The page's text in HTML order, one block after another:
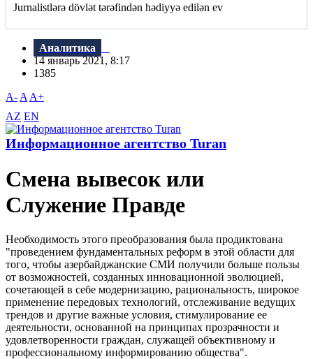
Jurnalistlərə dövlət tərəfindən hədiyyə edilən ev
Аналитика
14 январь 2021, 8:17
1385
A- A A+
AZ EN
Информационное агентство Turan
Смена вывесок или
Служение Правде
Необходимость этого преобразования была продиктована
"проведением фундаментальных реформ в этой области для
того, чтобы азербайджанские СМИ получили больше пользы
от возможностей, созданных инновационной эволюцией,
сочетающей в себе модернизацию, рациональность, широкое
применение передовых технологий, отслеживание ведущих
трендов и другие важные условия, стимулирование ее
деятельности, основанной на принципах прозрачности и
удовлетворенности граждан, служащей объективному и
профессиональному информированию общества".